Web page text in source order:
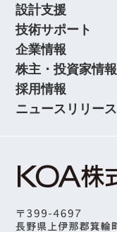
設計支援
技術サポート
企業情報
株主・投資家情報
採用情報
ニュースリリース